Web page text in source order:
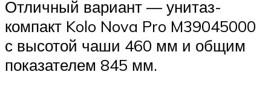
Отличный вариант — унитаз-
компакт Kolo Nova Pro M39045000
с высотой чаши 460 мм и общим
показателем 845 мм.